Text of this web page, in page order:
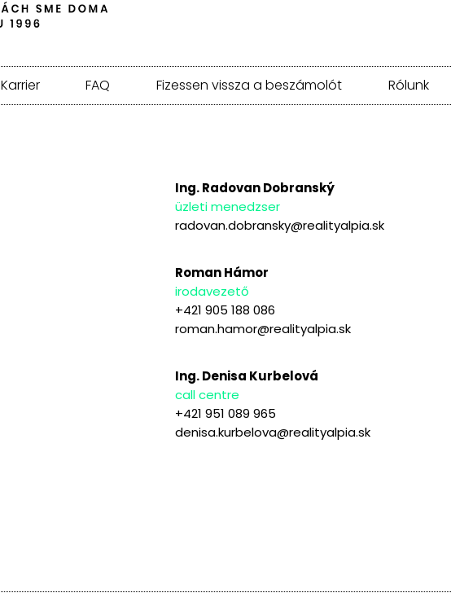
Karrier FAQ Fizessen vissza a beszámolót Rólunk
Ing. Radovan Dobranský
üzleti menedzser
radovan.dobransky@realityalpia.sk
Roman Hámor
irodavezető
+421 905 188 086
roman.hamor@realityalpia.sk
Ing. Denisa Kurbelová
call centre
+421 951 089 965
denisa.kurbelova@realityalpia.sk